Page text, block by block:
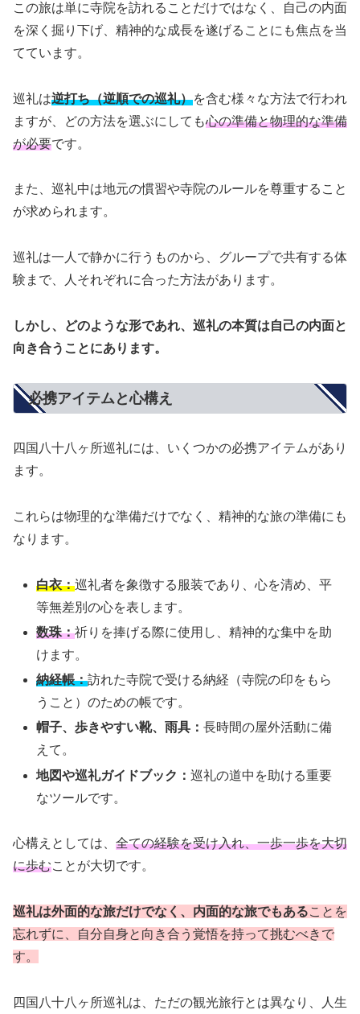
この旅は単に寺院を訪れることだけではなく、自己の内面
を深く掘り下げ、精神的な成長を遂げることにも焦点を当
てています。
巡礼は逆打ち（逆順での巡礼）を含む様々な方法で行われ
ますが、どの方法を選ぶにしても心の準備と物理的な準備
が必要です。
また、巡礼中は地元の慣習や寺院のルールを尊重すること
が求められます。
巡礼は一人で静かに行うものから、グループで共有する体
験まで、人それぞれに合った方法があります。
しかし、どのような形であれ、巡礼の本質は自己の内面と
向き合うことにあります。
必携アイテムと心構え
四国八十八ヶ所巡礼には、いくつかの必携アイテムがあり
ます。
これらは物理的な準備だけでなく、精神的な旅の準備にも
なります。
白衣：巡礼者を象徴する服装であり、心を清め、平
等無差別の心を表します。
数珠：祈りを捧げる際に使用し、精神的な集中を助
けます。
納経帳：訪れた寺院で受ける納経（寺院の印をもら
うこと）のための帳です。
帽子、歩きやすい靴、雨具：長時間の屋外活動に備
えて。
地図や巡礼ガイドブック：巡礼の道中を助ける重要
なツールです。
心構えとしては、 全ての経験を受け入れ、一歩一歩を大切
に歩むことが大切です。
巡礼は外面的な旅だけでなく、内面的な旅でもあることを
忘れずに、自分自身と向き合う覚悟を持って挑むべきで
す。
四国八十八ヶ所巡礼は、ただの観光旅行とは異なり、人生